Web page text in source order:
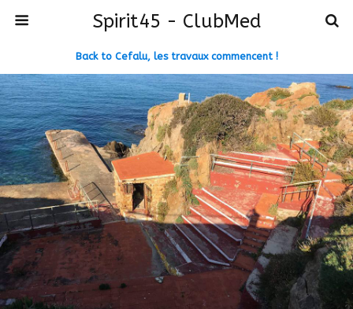
Spirit45 - ClubMed
Back to Cefalu, les travaux commencent !